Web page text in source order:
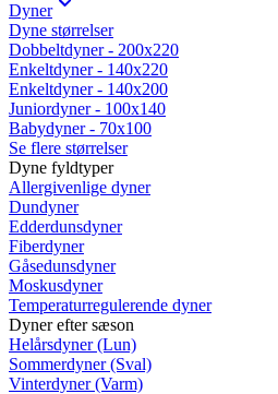
Dyner
Dyne størrelser
Dobbeltdyner - 200x220
Enkeltdyner - 140x220
Enkeltdyner - 140x200
Juniordyner - 100x140
Babydyner - 70x100
Se flere størrelser
Dyne fyldtyper
Allergivenlige dyner
Dundyner
Edderdunsdyner
Fiberdyner
Gåsedunsdyner
Moskusdyner
Temperaturregulerende dyner
Dyner efter sæson
Helårsdyner (Lun)
Sommerdyner (Sval)
Vinterdyner (Varm)